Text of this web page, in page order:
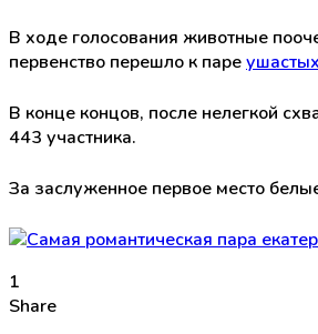
В ходе голосования животные
первенство перешло к паре
В конце концов, после нелегкой
443 участника.
За заслуженное первое место
1
Share